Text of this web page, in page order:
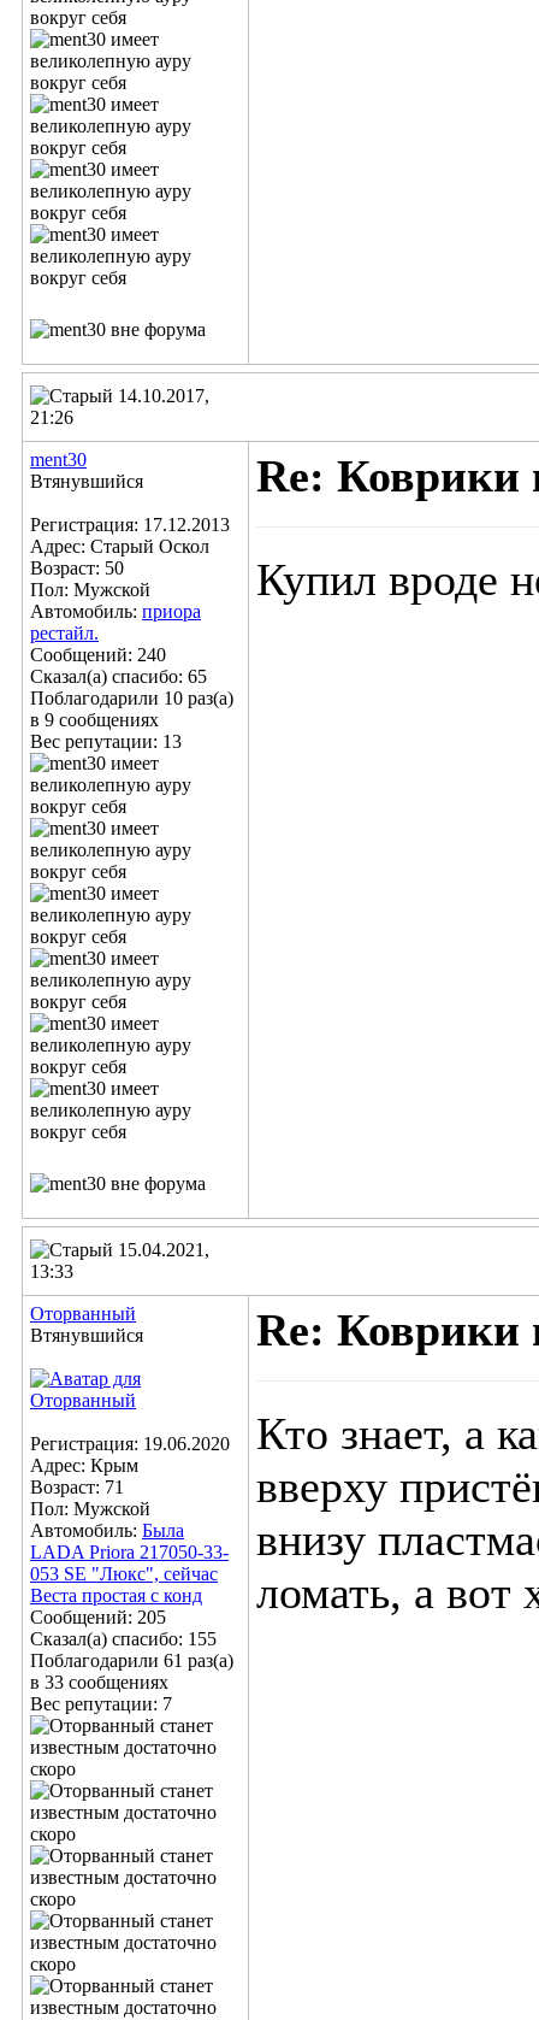
14.10.2017,
21:26
ment30
Втянувшийся
Регистрация: 17.12.2013
Адрес: Старый Оскол
Возраст: 50
Пол: Мужской
Автомобиль: приора
рестайл.
Сообщений: 240
Сказал(а) спасибо: 65
Поблагодарили 10 раз(а)
в 9 сообщениях
Вес репутации: 13
Re: Коврики
Купил вроде
15.04.2021,
13:33
Оторванный
Втянувшийся
Регистрация: 19.06.2020
Адрес: Крым
Возраст: 71
Пол: Мужской
Автомобиль: Была
LADA Priora 217050-33-
053 SE "Люкс", сейчас
Веста простая с конд
Сообщений: 205
Сказал(а) спасибо: 155
Поблагодарили 61 раз(а)
в 33 сообщениях
Вес репутации: 7
Re: Коврики
Кто знает, а
вверху
внизу
ломать, а вот